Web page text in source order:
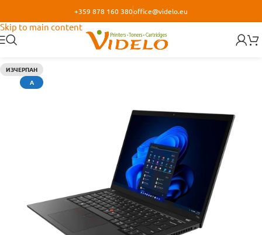
Skip to main content
+359 878 160 380office@videlo.eu
ИЗЧЕРПАН
А